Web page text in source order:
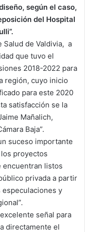
según el caso,
del Hospital
Salud de Valdivia, a
que tuvo el
2018-2022 para
región, cuyo inicio
para este 2020
satisfacción se la
Mañalich,
Baja”.
suceso importante
proyectos
encuentran listos
privada a partir
especulaciones y
señal para
directamente el